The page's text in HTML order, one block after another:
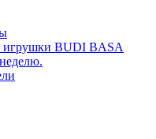
игрушки BUDI BASA